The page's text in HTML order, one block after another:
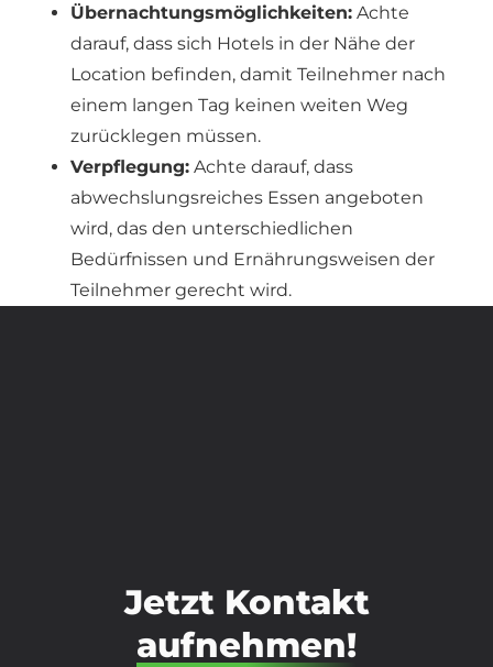
Über­nach­tungs­mög­lich­kei­ten: Achte
darauf, dass sich Hotels in der Nähe der
Location befinden, damit Teilnehmer nach
einem langen Tag keinen weiten Weg
zurücklegen müssen.
Verpflegung: Achte darauf, dass
abwechslungsreiches Essen angeboten
wird, das den unterschiedlichen
Bedürfnissen und Ernährungsweisen der
Teilnehmer gerecht wird.
Jetzt Kontakt
aufnehmen!